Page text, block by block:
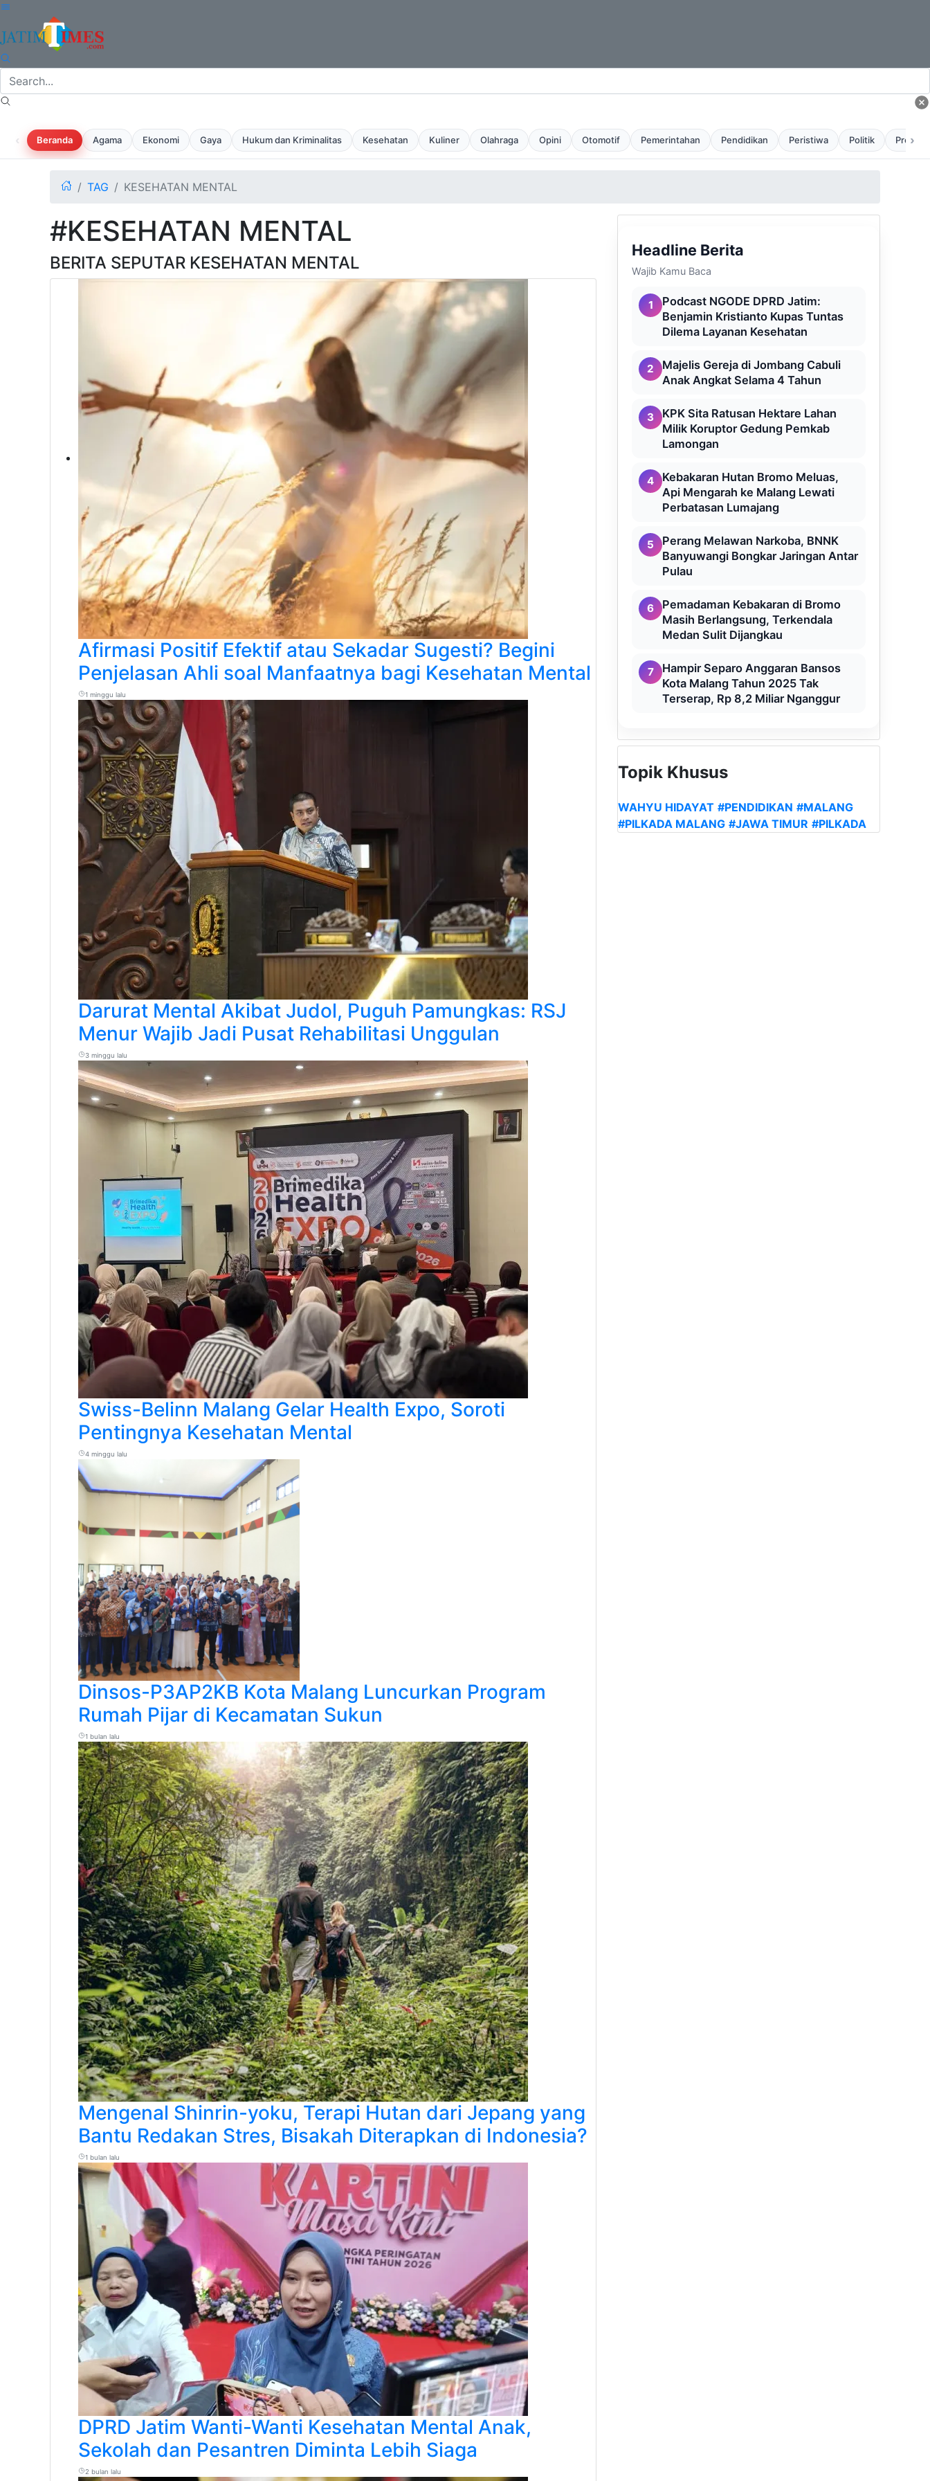
‹ Beranda Agama Ekonomi Gaya Hukum dan Kriminalitas Kesehatan Kuliner Olahraga Opini Otomotif Pemerintahan Pendidikan Peristiwa Politik Profil
›
TAG KESEHATAN MENTAL
#KESEHATAN MENTAL
BERITA SEPUTAR KESEHATAN MENTAL
Afirmasi Positif Efektif atau Sekadar Sugesti? Begini
Penjelasan Ahli soal Manfaatnya bagi Kesehatan Mental
1 minggu lalu
Darurat Mental Akibat Judol, Puguh Pamungkas: RSJ
Menur Wajib Jadi Pusat Rehabilitasi Unggulan
3 minggu lalu
Swiss-Belinn Malang Gelar Health Expo, Soroti
Pentingnya Kesehatan Mental
4 minggu lalu
Dinsos-P3AP2KB Kota Malang Luncurkan Program
Rumah Pijar di Kecamatan Sukun
1 bulan lalu
Mengenal Shinrin-yoku, Terapi Hutan dari Jepang yang
Bantu Redakan Stres, Bisakah Diterapkan di Indonesia?
1 bulan lalu
DPRD Jatim Wanti-Wanti Kesehatan Mental Anak,
Sekolah dan Pesantren Diminta Lebih Siaga
2 bulan lalu
Headline Berita
Wajib Kamu Baca
1
Podcast NGODE DPRD Jatim:
Benjamin Kristianto Kupas Tuntas
Dilema Layanan Kesehatan
2
Majelis Gereja di Jombang Cabuli
Anak Angkat Selama 4 Tahun
3
KPK Sita Ratusan Hektare Lahan
Milik Koruptor Gedung Pemkab
Lamongan
4
Kebakaran Hutan Bromo Meluas,
Api Mengarah ke Malang Lewati
Perbatasan Lumajang
5
Perang Melawan Narkoba, BNNK
Banyuwangi Bongkar Jaringan Antar
Pulau
6
Pemadaman Kebakaran di Bromo
Masih Berlangsung, Terkendala
Medan Sulit Dijangkau
7
Hampir Separo Anggaran Bansos
Kota Malang Tahun 2025 Tak
Terserap, Rp 8,2 Miliar Nganggur
Topik Khusus
WAHYU HIDAYAT #PENDIDIKAN #MALANG
#PILKADA MALANG #JAWA TIMUR #PILKADA